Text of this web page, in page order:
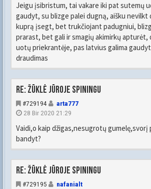
Jeigu įsibristum, tai vakare iki pat sutemų
gaudyt, su blizge palei dugną, aišku
kuprą įsegt, bet trukčiojant padugniui,
prarast, bet gali ir smagių akimirkų apturėt,
uotų priekrantėje, pas latvius galima
draudimas
Re: Žūklė jūroje spiningu
#729194
arta777
28 Bir 2020 21:29
Vaidi,o kaip džigas,nesugrotų gumelę,svorį
bandyt?
Re: Žūklė jūroje spiningu
#729195
nafanialt